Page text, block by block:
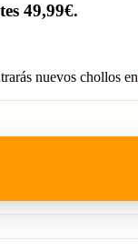
49,99€.
nuevos chollos en